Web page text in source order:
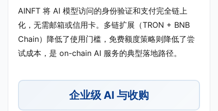
AINFT 将 AI 模型访问的身份验证和支付完全链上
化，无需邮箱或信用卡。多链扩展（TRON + BNB
Chain）降低了使用门槛，免费额度策略则降低了尝
试成本，是 on-chain AI 服务的典型落地路径。
企业级 AI 与收购